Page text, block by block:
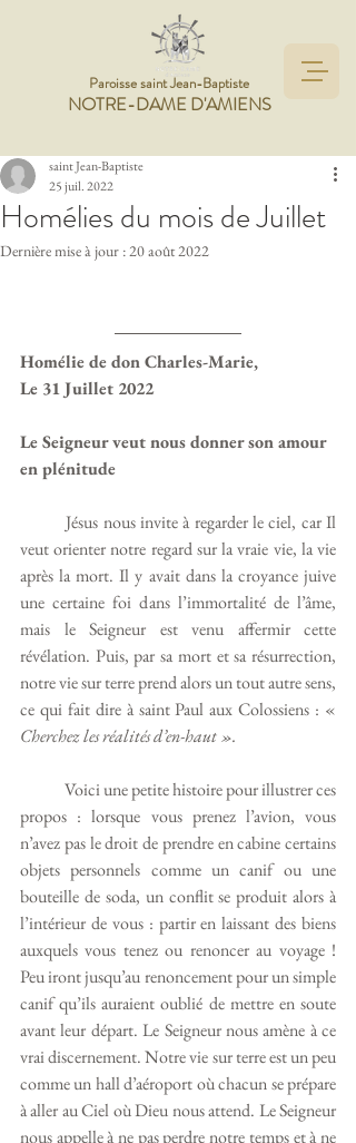
NOTRE-DAME D'AMIENS
Paroisse saint Jean-Baptiste
Homélies du mois de Juillet
saint Jean-Baptiste
25 juil. 2022
Dernière mise à jour :20 août 2022
Homélie de don Charles-Marie,
Le 31 Juillet 2022
Le Seigneur veut nous donner son amour
en plénitude
	Jésus nous invite à regarder le ciel, car Il
veut orienter notre regard sur la vraie vie, la vie
après la mort. Il y avait dans la croyance juive
une certaine foi dans l’immortalité de l’âme,
mais le Seigneur est venu affermir cette
révélation. Puis, par sa mort et sa résurrection,
notre vie sur terre prend alors un tout autre sens,
Cherchez les réalités d’en-haut ».
propos : lorsque vous prenez l’avion, vous
n’avez pas le droit de prendre en cabine certains
objets personnels comme un canif ou une
bouteille de soda, un conflit se produit alors à
l’intérieur de vous : partir en laissant des biens
auxquels vous tenez ou renoncer au voyage !
Peu iront jusqu’au renoncement pour un simple
canif qu’ils auraient oublié de mettre en soute
avant leur départ. Le Seigneur nous amène à ce
vrai discernement. Notre vie sur terre est un peu
comme un hall d’aéroport où chacun se prépare
à aller au Ciel où Dieu nous attend. Le Seigneur
nous appelle à ne pas perdre notre temps et à ne